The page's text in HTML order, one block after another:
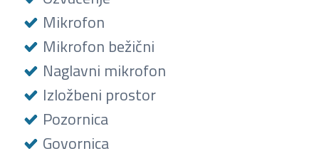
Mikrofon
Mikrofon bežični
Naglavni mikrofon
Izložbeni prostor
Pozornica
Govornica